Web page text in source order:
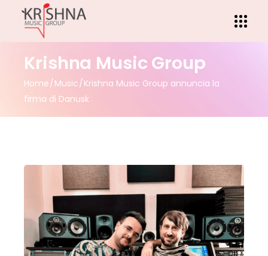
Krishna Music Group
Home Music Krishna Music Group annuncia la
firma di Danusk